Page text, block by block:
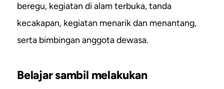
beregu, kegiatan di alam terbuka, tanda
kecakapan, kegiatan menarik dan menantang,
serta bimbingan anggota dewasa.
Belajar sambil melakukan